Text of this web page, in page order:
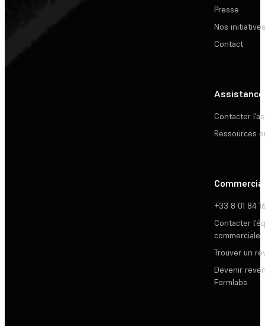
Presse
Nos initiatives
Contact
Assistance
Contacter
Ressources
Commercial
+33 8 01 84
Contacter
commerciale
Trouver un
Devenir
Formlabs